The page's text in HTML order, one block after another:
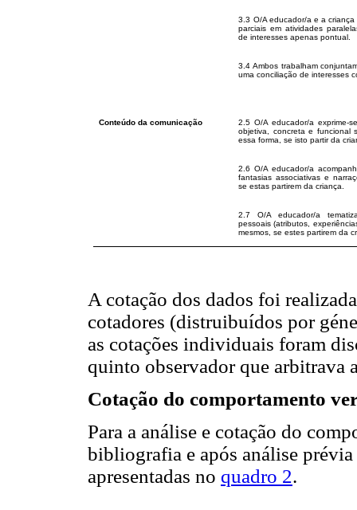
3.3 O/A educador/a e a
parciais em atividades
de interesses apenas pontual.
3.4 Ambos trabalham
uma conciliação de interesses
Conteúdo da comunicação
2.5 O/A educador/a exprime-
objetiva, concreta e funcional
essa forma, se isto partir da
2.6 O/A educador/a
fantasias associativas e
se estas partirem da criança.
2.7 O/A educador/a
pessoais (atributos,
mesmos, se estes partirem da
A cotação dos dados foi
cotadores (distruibuídos por
as cotações individuais foram
quinto observador que arbitrava
Cotação do comportamento
Para a análise e cotação do
bibliografia e após análise
apresentadas no quadro 2.